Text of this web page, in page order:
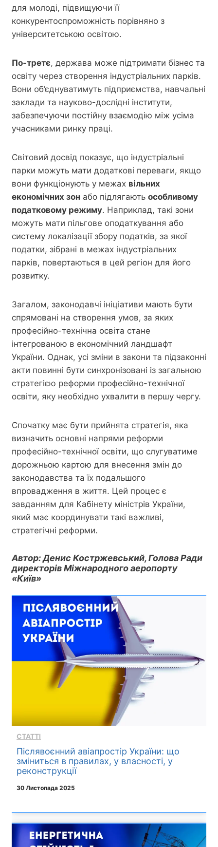
для молоді, підвищуючи її
конкурентоспроможність порівняно з
університетською освітою.
По-третє, держава може підтримати бізнес та
освіту через створення індустріальних парків.
Вони об’єднуватимуть підприємства, навчальні
заклади та науково-дослідні інститути,
забезпечуючи постійну взаємодію між усіма
учасниками ринку праці.
Світовий досвід показує, що індустріальні
парки можуть мати додаткові переваги, якщо
вони функціонують у межах вільних
економічних зон або підлягають особливому
податковому режиму. Наприклад, такі зони
можуть мати пільгове оподаткування або
систему локалізації збору податків, за якої
податки, зібрані в межах індустріальних
парків, повертаються в цей регіон для його
розвитку.
Загалом, законодавчі ініціативи мають бути
спрямовані на створення умов, за яких
професійно-технічна освіта стане
інтегрованою в економічний ландшафт
України. Однак, усі зміни в закони та підзаконні
акти повинні бути синхронізовані із загальною
стратегією реформи професійно-технічної
освіти, яку необхідно ухвалити в першу чергу.
Спочатку має бути прийнята стратегія, яка
визначить основні напрями реформи
професійно-технічної освіти, що слугуватиме
дорожньою картою для внесення змін до
законодавства та їх подальшого
впровадження в життя. Цей процес є
завданням для Кабінету міністрів України,
який має координувати такі важливі,
стратегічні реформи.
Автор: Денис Костржевський, Голова Ради
директорів Міжнародного аеропорту
«Київ»
СТАТТІ
Післявоєнний авіапростір України: що
зміниться в правилах, у власності, у
реконструкції
30 Листопада 2025